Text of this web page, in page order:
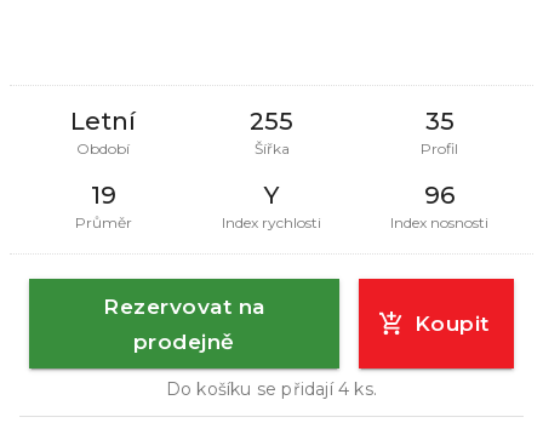
Letní
Období
255
Šířka
35
Profil
19
Průměr
Y
Index rychlosti
96
Index nosnosti
Rezervovat na
prodejně
Koupit
Do košíku se přidají4 ks.